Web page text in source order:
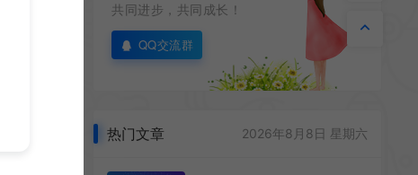
共同进步，共同成长！
QQ交流群
热门文章 2026年8月8日 星期六